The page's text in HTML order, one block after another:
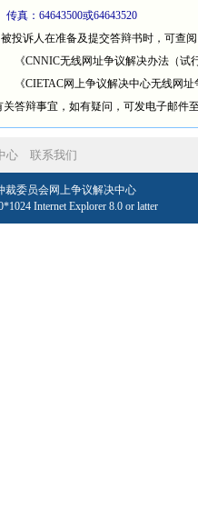
传真：64643500或64643520
投诉人在准备及提交答辩书时，可查
《CNNIC无线网址争议解决办法（试
《CIETAC网上争议解决中心无线网
关答辩事宜，如有疑问，可发电子邮件
心 联系我们
裁委员会网上争议解决中心
Internet Explorer 8.0 or latter